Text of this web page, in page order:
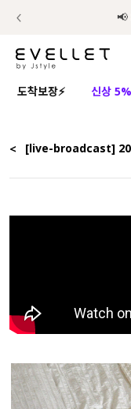
럭키 이📢
추가금 NO!
도착보장⚡ 신상 5%
베스트
세트할인 ~30%
< [live-broadcast]